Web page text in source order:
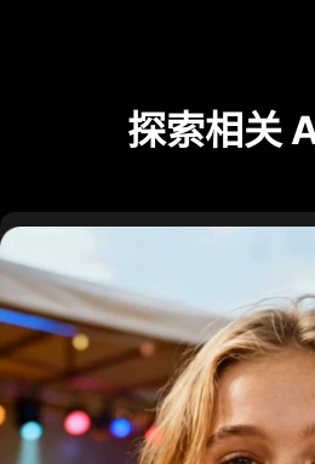
探索相关